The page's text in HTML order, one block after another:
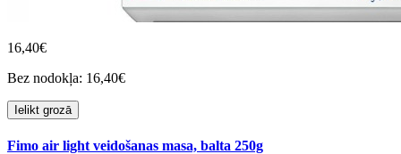
16,40€
Bez nodokļa: 16,40€
Ielikt grozā
Fimo air light veidošanas masa, balta 250g